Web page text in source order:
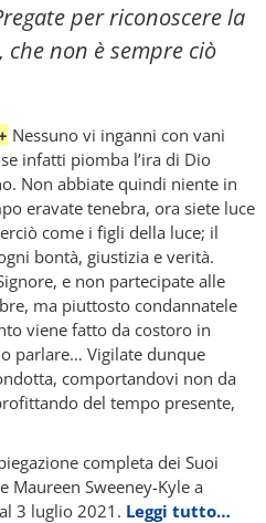
per riconoscere la
non è sempre ciò
Nessuno vi inganni con vani
infatti piomba l’ira di Dio
Non abbiate quindi niente in
eravate tenebra, ora siete luce
come i figli della luce; il
bontà, giustizia e verità.
e non partecipate alle
ma piuttosto condannatele
viene fatto da costoro in
parlare… Vigilate dunque
comportandovi non da
del tempo presente,
completa dei Suoi
Maureen Sweeney-Kyle a
3 luglio 2021. Leggi tutto…